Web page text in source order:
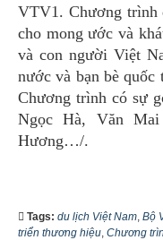
VTV1. Chương trình
cho mong ước và
và con người Việt
nước và bạn bè
Chương trình có sự
Ngọc Hà, Văn
Hương…/.
Tags: du lịch Việt Nam, Bộ
triển thương hiệu, Chương